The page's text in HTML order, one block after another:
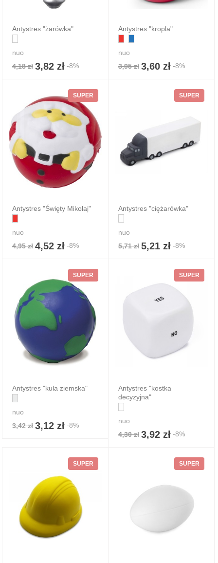
Antystres "żarówka"
nuo
4,18 zł 3,82 zł -8%
Antystres "kropla"
nuo
3,95 zł 3,60 zł -8%
SUPER
Antystres "Święty Mikołaj"
nuo
4,95 zł 4,52 zł -8%
SUPER
Antystres "ciężarówka"
nuo
5,71 zł 5,21 zł -8%
SUPER
Antystres "kula ziemska"
nuo
3,42 zł 3,12 zł -8%
SUPER
Antystres "kostka
decyzyjna"
nuo
4,30 zł 3,92 zł -8%
SUPER SUPER